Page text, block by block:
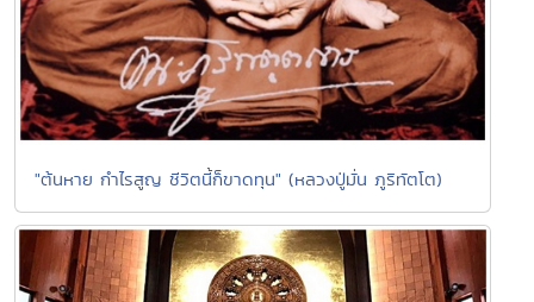
"ต้นหาย กำไรสูญ ชีวิตนี้ก็ขาดทุน" (หลวงปู่มั่น ภูริทัตโต)